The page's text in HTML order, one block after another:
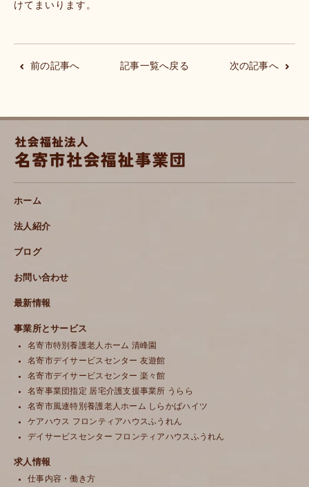
けてまいります。
前の記事へ 記事一覧へ戻る 次の記事へ
ホーム
法人紹介
ブログ
お問い合わせ
最新情報
事業所とサービス
名寄市特別養護老人ホーム 清峰園
名寄市デイサービスセンター 友遊館
名寄市デイサービスセンター 楽々館
名寄事業団指定 居宅介護支援事業所 うらら
名寄市風連特別養護老人ホーム しらかばハイツ
ケアハウス フロンティアハウスふうれん
デイサービスセンター フロンティアハウスふうれん
求人情報
仕事内容・働き方